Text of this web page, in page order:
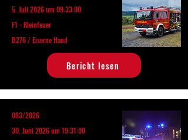
5. Juli 2026 um 09:33:00
F1 - Kleinfeuer
B276 / Eiserne Hand
Bericht lesen
083/2026
30. Juni 2026 um 19:31:00